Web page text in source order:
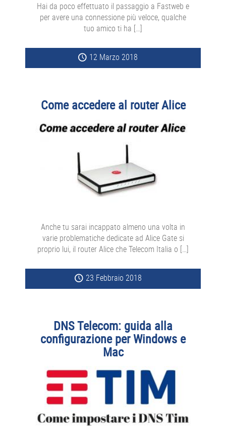
Hai da poco effettuato il passaggio a Fastweb e
per avere una connessione più veloce, qualche
tuo amico ti ha […]
12 Marzo 2018
Come accedere al router Alice
Anche tu sarai incappato almeno una volta in
varie problematiche dedicate ad Alice Gate si
proprio lui, il router Alice che Telecom Italia o […]
23 Febbraio 2018
DNS Telecom: guida alla
configurazione per Windows e
Mac